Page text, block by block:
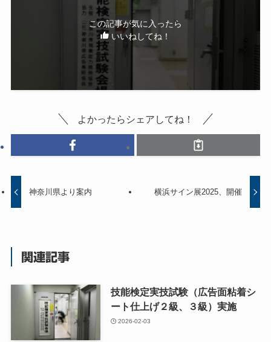
この記事が気に入ったら
いいねしてね！
よかったらシェアしてね！
神奈川県より案内 横浜サイン展2025、開催
関連記事
技能検定実技試験（広告面粘着シ
ート仕上げ２級、３級）実施
2026-02-03